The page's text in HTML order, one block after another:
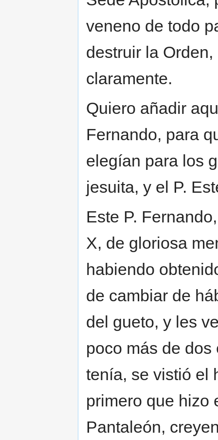
veneno de todo
destruir la
claramente.
Quiero añadir
Fernando, para
elegían para los
jesuita, y el P.
Este P.
X, de gloriosa
habiendo
de cambiar de
del gueto, y les
poco más de dos
tenía, se vistió el
primero que hizo
Pantaleón,